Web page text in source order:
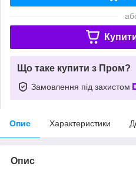
Що таке купити з Пром?
Замовлення під захистом
Опис Характеристики
Опис